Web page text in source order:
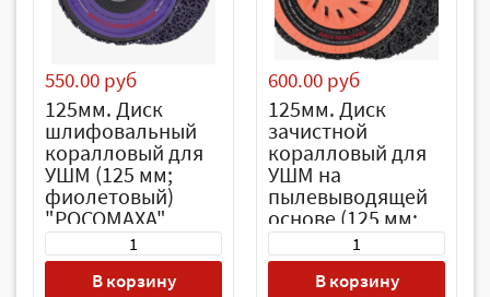
550.00 руб
125мм. Диск
шлифовальный
коралловый для
УШМ (125 мм;
фиолетовый)
"РОСОМАХА"
В корзину
600.00 руб
125мм. Диск
зачистной
коралловый для
УШМ на
пылевыводящей
основе (125 мм;
черный)
"РОСОМАХА"
В корзину